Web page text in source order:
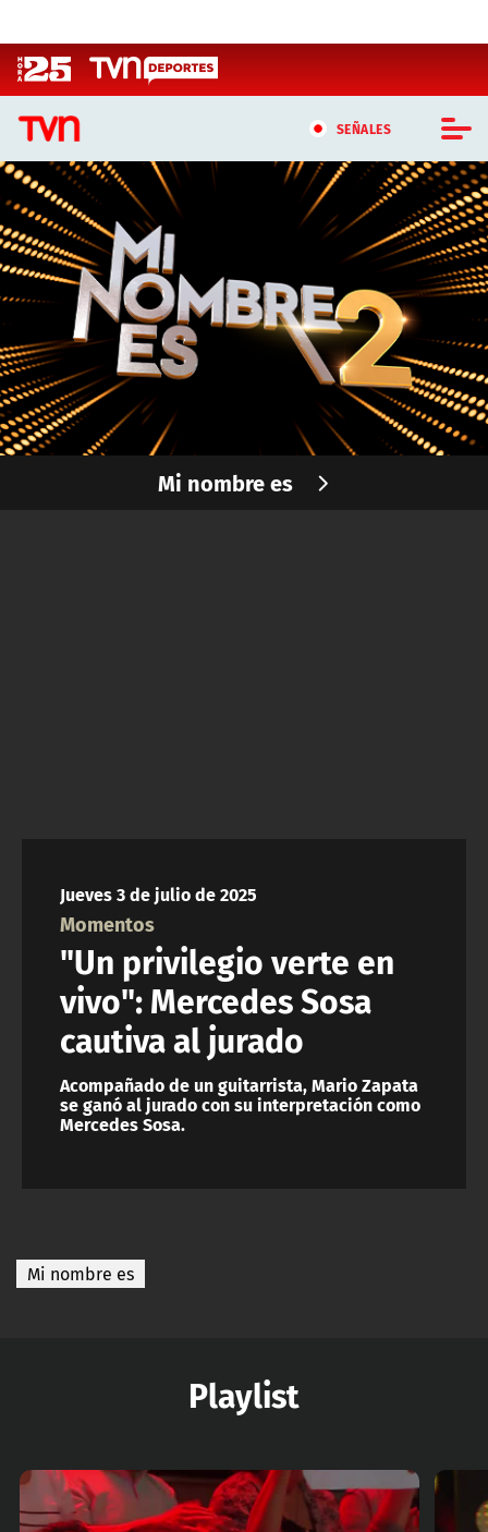
SEÑALES
CASTING MASTERCHEF CHILE
CASTING TVN VERTICAL
TVN VERTICAL
TVN PLAY
PROGRAMAS
TELESERIES
Mi nombre es
Jueves 3 de julio de 2025
Momentos
"Un privilegio verte en
vivo": Mercedes Sosa
cautiva al jurado
Acompañado de un guitarrista, Mario Zapata
se ganó al jurado con su interpretación como
Mercedes Sosa.
Mi nombre es
Playlist